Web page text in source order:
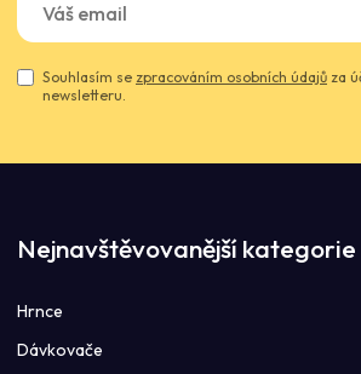
Souhlasím se zpracováním osobních údajů za
newsletteru.
Nejnavštěvovanější kategorie
Hrnce
Dávkovače